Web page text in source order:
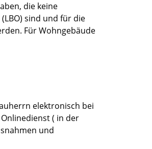
die keine
sind und für die
Für Wohngebäude
elektronisch bei
( in der
und